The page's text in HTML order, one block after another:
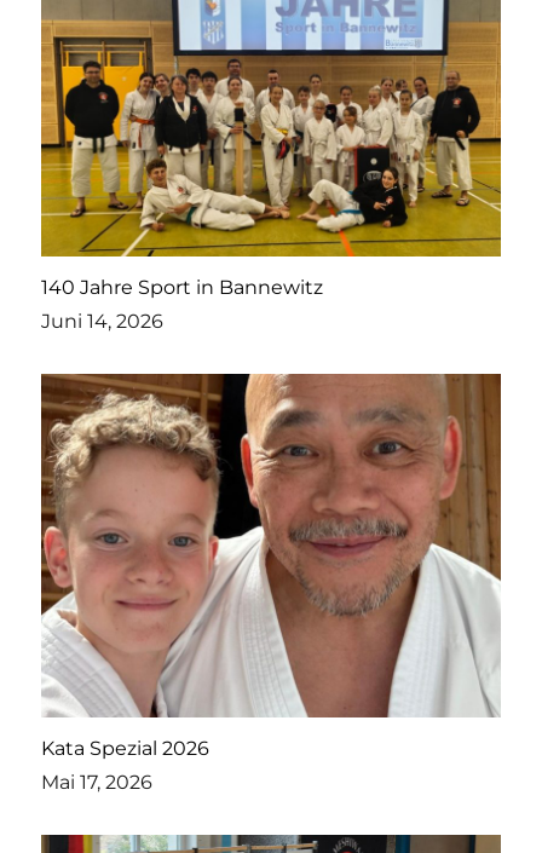
140 Jahre Sport in Bannewitz
Juni 14, 2026
Kata Spezial 2026
Mai 17, 2026